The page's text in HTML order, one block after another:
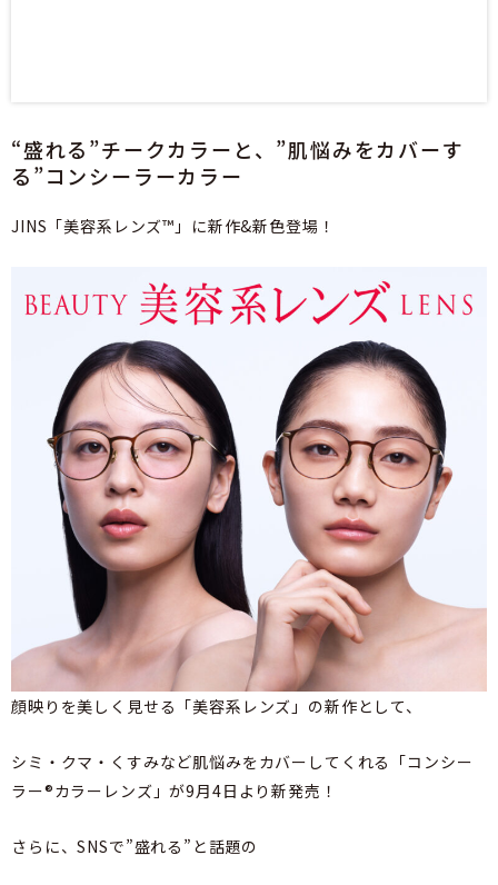
“盛れる”チークカラーと、”肌悩みをカバーす
る”コンシーラーカラー
JINS「美容系レンズ™」に新作&新色登場！
顔映りを美しく見せる「美容系レンズ」の新作として、
シミ・クマ・くすみなど肌悩みをカバーしてくれる「コンシー
ラー®カラーレンズ」が9月4日より新発売！
さらに、SNSで”盛れる”と話題の